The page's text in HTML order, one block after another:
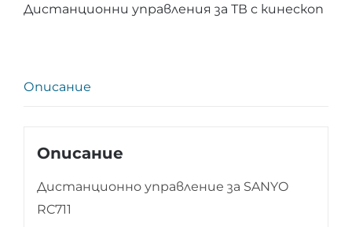
SANYO
Дистанционни управления за ТВ с кинескоп
Описание
Описание
Дистанционно управление за SANYO
RC711